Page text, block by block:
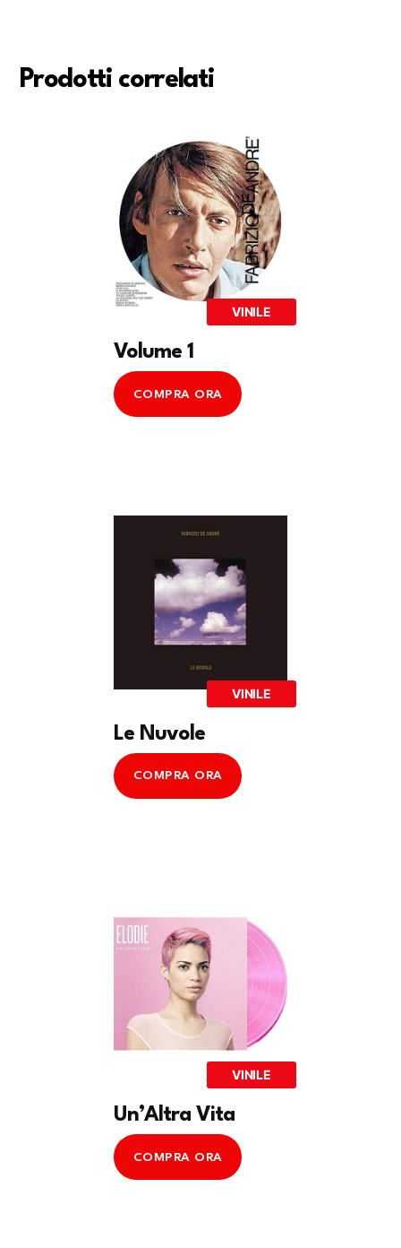
Prodotti correlati
VINILE
Volume 1
COMPRA ORA
VINILE
Le Nuvole
COMPRA ORA
VINILE
Un’Altra Vita
COMPRA ORA